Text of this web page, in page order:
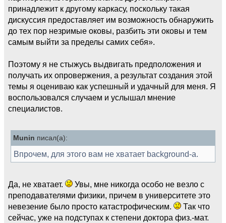
принадлежит к другому каркасу, поскольку такая
дискуссия предоставляет им возможность обнаружить
до тех пор незримые оковы, разбить эти оковы и тем
самым выйти за пределы самих себя».
Поэтому я не стыжусь выдвигать предположения и
получать их опровержения, а результат создания этой
темы я оцениваю как успешный и удачный для меня. Я
воспользовался случаем и услышал мнение
специалистов.
Munin писал(а):
Впрочем, для этого вам не хватает background-а.
Да, не хватает.
Увы, мне никогда особо не везло с
преподавателями физики, причем в университете это
невезение было просто катастрофическим.
Так что
сейчас, уже на подступах к степени доктора физ.-мат.